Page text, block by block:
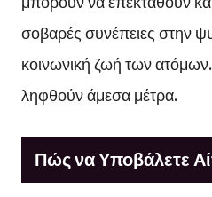
σοβαρές συνέπειες στην
κοινωνική ζωή των
ληφθούν άμεσα μέτρα.
Πώς να Υποβάλετε